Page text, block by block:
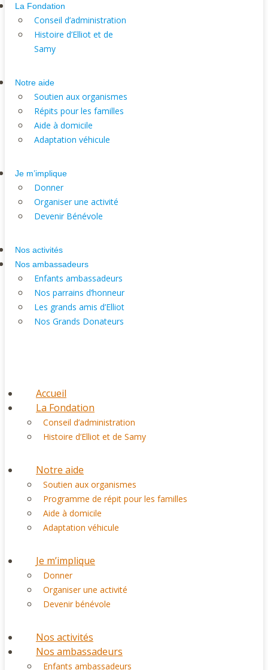
La Fondation
Conseil d’administration
Histoire d’Elliot et de
Samy
Notre aide
Soutien aux organismes
Répits pour les familles
Aide à domicile
Adaptation véhicule
Je m’implique
Donner
Organiser une activité
Devenir Bénévole
Nos activités
Nos ambassadeurs
Enfants ambassadeurs
Nos parrains d’honneur
Les grands amis d’Elliot
Nos Grands Donateurs
Accueil
La Fondation
Conseil d’administration
Histoire d’Elliot et de Samy
Notre aide
Soutien aux organismes
Programme de répit pour les familles
Aide à domicile
Adaptation véhicule
Je m’implique
Donner
Organiser une activité
Devenir bénévole
Nos activités
Nos ambassadeurs
Enfants ambassadeurs